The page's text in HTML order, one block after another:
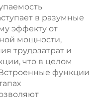
в разумные
эффекту от
мощности,
трудозатрат и
что в целом
функции